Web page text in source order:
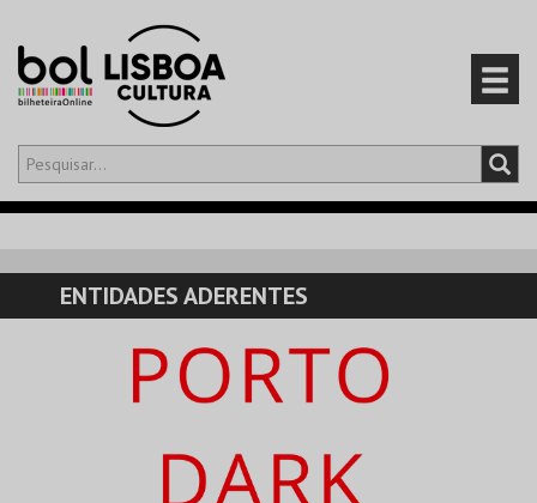
Olá,iniciar sessão
CARRINHO
EVENTOS
ENTIDADES ADERENTES